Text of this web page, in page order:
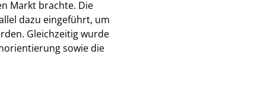
Markt brachte. Die
dazu eingeführt, um
Gleichzeitig wurde
sowie die